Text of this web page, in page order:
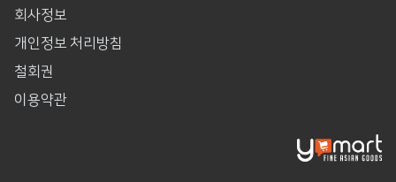
회사정보
개인정보 처리방침
철회권
이용약관